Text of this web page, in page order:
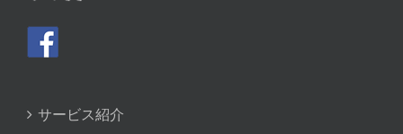
サービス紹介